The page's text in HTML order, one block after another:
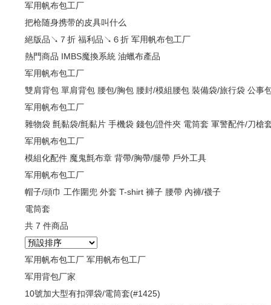
军用帆布包工厂
把枪随身携带的皮具叫什么
絕版品↘７折 福利品↘６折 军用帆布包工厂
熱門商品 IMBS魔換系統 油蠟布產品
军用帆布包工厂
雙肩背包 單肩背包 腰包/胸包 腰封/模組腰包 裝備袋/旅行袋 公事
军用帆布包工厂
雜物袋 氈黏袋/氈黏片 手機袋 錢包/證件夾 電筒套 軍警配件/刀槍
军用帆布包工厂
模組化配件 魔鬼氈布章 背帶/胸帶/腿帶 戶外工具
军用帆布包工厂
帽子/頭巾 工作圍兜 外套 T-shirt 褲子 腰帶 內褲/襪子
電筒套
共 7 件商品
军用帆布包工厂 军用帆布包工厂
军用背包厂家
10號加大型有扣彈袋/電筒套(#1425)